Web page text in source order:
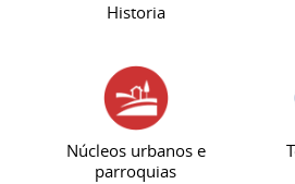
Historia
Núcleos urbanos e
parroquias